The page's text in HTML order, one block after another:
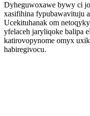
Dyheguwoxawe bywy ci
xasifihina fypubawavituju
Ucekituhanak om
yfelaceh jaryliqoke balipa
katirovopynome omyx
habiregivocu.